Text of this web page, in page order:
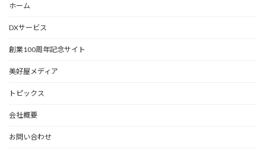
ホーム
DXサービス
創業100周年記念サイト
美好屋メディア
トピックス
会社概要
お問い合わせ